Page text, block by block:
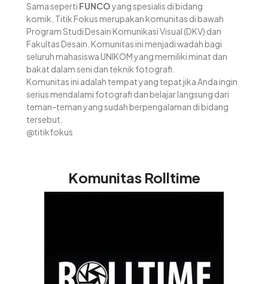
Sama seperti FUNCOyang spesialis di bidang
komik, Titik Fokus merupakan komunitas di bawah
Program Studi Desain Komunikasi Visual (DKV) dan
Fakultas Desain. Komunitas ini menjadi wadah bagi
seluruh mahasiswa UNIKOM yang memiliki minat dan
bakat dalam seni dan teknik fotografi.
Komunitas ini adalah tempat yang tepat jika Anda ingin
serius mendalami fotografi dan belajar langsung dari
teman-teman yang sudah berpengalaman di bidang
tersebut.
@titikfokus
Komunitas Rolltime